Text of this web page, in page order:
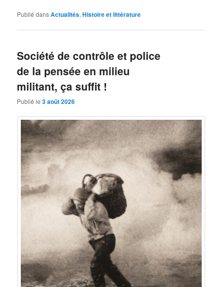
Publié dansActualités,Histoire et littérature
Société de contrôle et police
de la pensée en milieu
militant, ça suffit !
Publié le3 août 2026